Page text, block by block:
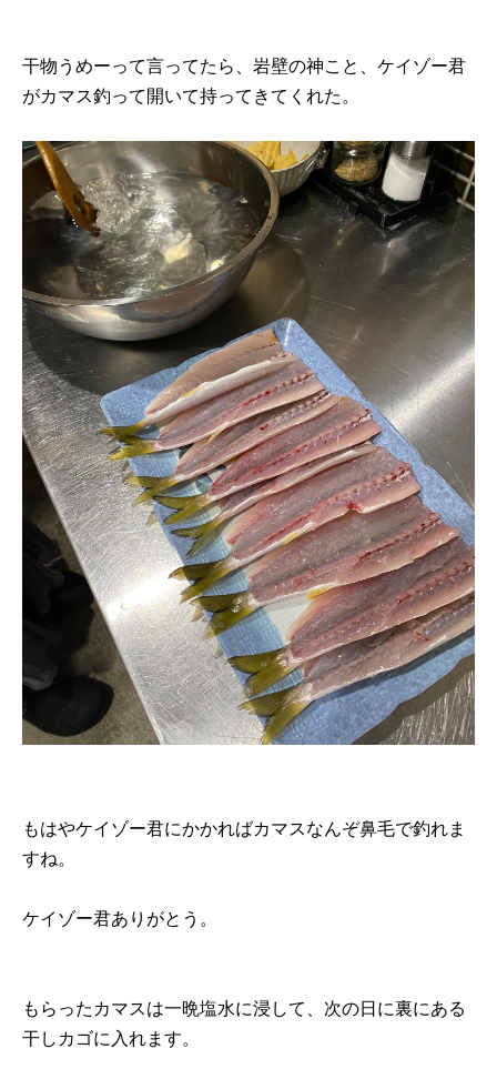
干物うめーって言ってたら、岩壁の神こと、ケイゾー君
がカマス釣って開いて持ってきてくれた。
もはやケイゾー君にかかればカマスなんぞ鼻毛で釣れま
すね。
ケイゾー君ありがとう。
もらったカマスは一晩塩水に浸して、次の日に裏にある
干しカゴに入れます。